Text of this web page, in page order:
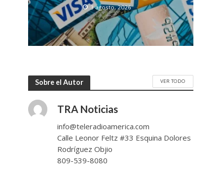
3 agosto, 2026
Sobre el Autor VER TODO
TRA Noticias
info@teleradioamerica.com
Calle Leonor Feltz #33 Esquina Dolores
Rodríguez Objio
809-539-8080